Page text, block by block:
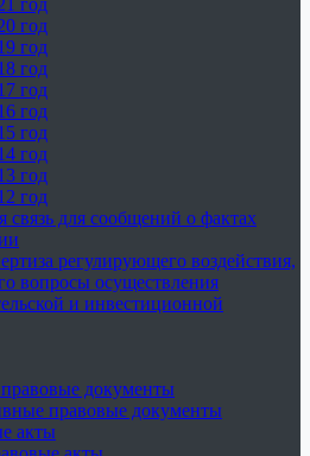
год
год
год
год
год
год
год
год
год
год
связь для сообщений о фактах
регулирующего воздействия,
вопросы осуществления
и инвестиционной
документы
правовые документы
акты